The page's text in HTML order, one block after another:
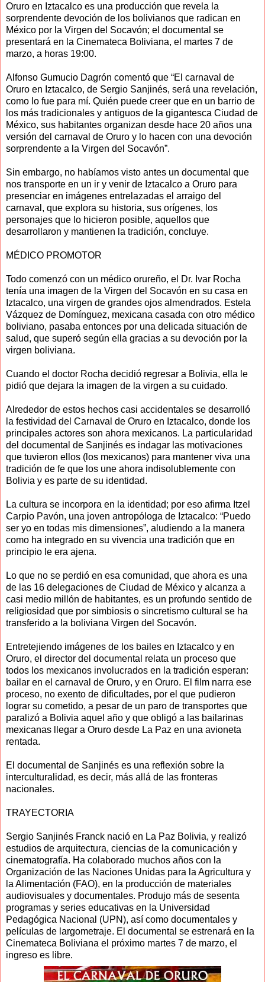
Oruro en Iztacalco es una producción que revela la
sorprendente devoción de los bolivianos que radican en
México por la Virgen del Socavón; el documental se
presentará en la Cinemateca Boliviana, el martes 7 de
marzo, a horas 19:00.
Alfonso Gumucio Dagrón comentó que “El carnaval de
Oruro en Iztacalco, de Sergio Sanjinés, será una revelación,
como lo fue para mí. Quién puede creer que en un barrio de
los más tradicionales y antiguos de la gigantesca Ciudad de
México, sus habitantes organizan desde hace 20 años una
versión del carnaval de Oruro y lo hacen con una devoción
sorprendente a la Virgen del Socavón”.
Sin embargo, no habíamos visto antes un documental que
nos transporte en un ir y venir de Iztacalco a Oruro para
presenciar en imágenes entrelazadas el arraigo del
carnaval, que explora su historia, sus orígenes, los
personajes que lo hicieron posible, aquellos que
desarrollaron y mantienen la tradición, concluye.
MÉDICO PROMOTOR
Todo comenzó con un médico orureño, el Dr. Ivar Rocha
tenía una imagen de la Virgen del Socavón en su casa en
Iztacalco, una virgen de grandes ojos almendrados. Estela
Vázquez de Domínguez, mexicana casada con otro médico
boliviano, pasaba entonces por una delicada situación de
salud, que superó según ella gracias a su devoción por la
virgen boliviana.
Cuando el doctor Rocha decidió regresar a Bolivia, ella le
pidió que dejara la imagen de la virgen a su cuidado.
Alrededor de estos hechos casi accidentales se desarrolló
la festividad del Carnaval de Oruro en Iztacalco, donde los
principales actores son ahora mexicanos. La particularidad
del documental de Sanjinés es indagar las motivaciones
que tuvieron ellos (los mexicanos) para mantener viva una
tradición de fe que los une ahora indisolublemente con
Bolivia y es parte de su identidad.
La cultura se incorpora en la identidad; por eso afirma Itzel
Carpio Pavón, una joven antropóloga de Iztacalco: “Puedo
ser yo en todas mis dimensiones”, aludiendo a la manera
como ha integrado en su vivencia una tradición que en
principio le era ajena.
Lo que no se perdió en esa comunidad, que ahora es una
de las 16 delegaciones de Ciudad de México y alcanza a
casi medio millón de habitantes, es un profundo sentido de
religiosidad que por simbiosis o sincretismo cultural se ha
transferido a la boliviana Virgen del Socavón.
Entretejiendo imágenes de los bailes en Iztacalco y en
Oruro, el director del documental relata un proceso que
todos los mexicanos involucrados en la tradición esperan:
bailar en el carnaval de Oruro, y en Oruro. El film narra ese
proceso, no exento de dificultades, por el que pudieron
lograr su cometido, a pesar de un paro de transportes que
paralizó a Bolivia aquel año y que obligó a las bailarinas
mexicanas llegar a Oruro desde La Paz en una avioneta
rentada.
El documental de Sanjinés es una reflexión sobre la
interculturalidad, es decir, más allá de las fronteras
nacionales.
TRAYECTORIA
Sergio Sanjinés Franck nació en La Paz Bolivia, y realizó
estudios de arquitectura, ciencias de la comunicación y
cinematografía. Ha colaborado muchos años con la
Organización de las Naciones Unidas para la Agricultura y
la Alimentación (FAO), en la producción de materiales
audiovisuales y documentales. Produjo más de sesenta
programas y series educativas en la Universidad
Pedagógica Nacional (UPN), así como documentales y
películas de largometraje. El documental se estrenará en la
Cinemateca Boliviana el próximo martes 7 de marzo, el
ingreso es libre.